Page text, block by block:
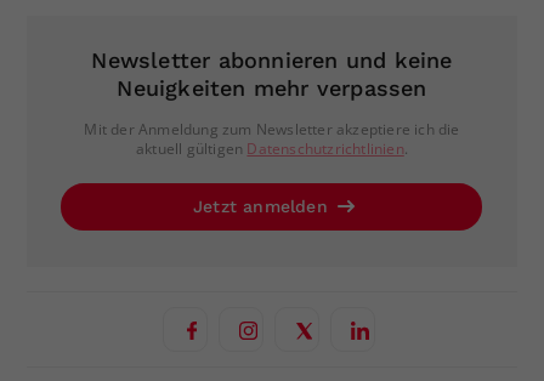
Newsletter abonnieren und keine
Neuigkeiten mehr verpassen
Mit der Anmeldung zum Newsletter akzeptiere ich die
aktuell gültigen Datenschutzrichtlinien.
Jetzt anmelden